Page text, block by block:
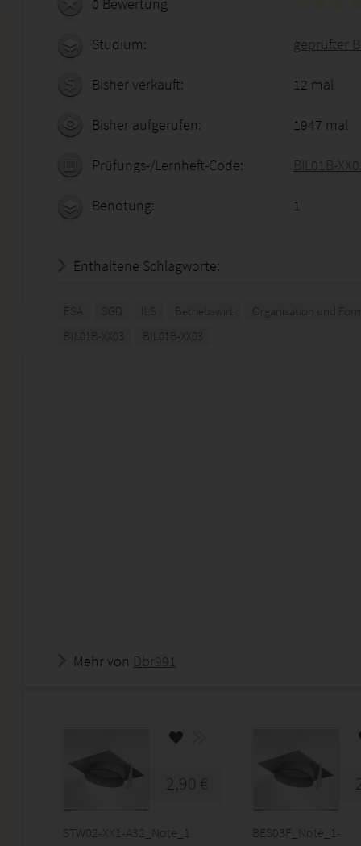
Studium: geprüfter
Bisher verkauft: 12 mal
Bisher aufgerufen: 1947 mal
Prüfungs-/Lernheft-Code: BIL01B-
Benotung: 1
Enthaltene Schlagworte:
ESA SGD ILS Betriebswirt
Organisation und
BIL01B-XX03
BIL01B-XX03
Mehr von Dbr991
2,90 €
STW02-XX1-A32_Note_1 BES03F_Note_1-